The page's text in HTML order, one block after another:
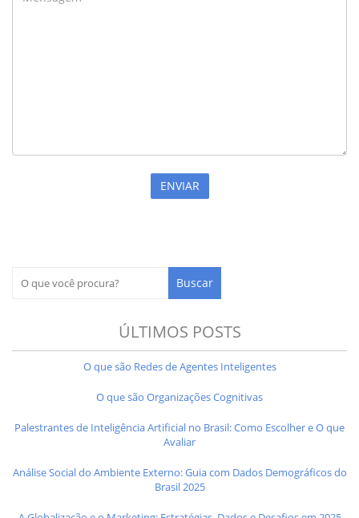
ÚLTIMOS POSTS
O que são Redes de Agentes Inteligentes
O que são Organizações Cognitivas
Palestrantes de Inteligência Artificial no Brasil: Como Escolher e O que
Avaliar
Análise Social do Ambiente Externo: Guia com Dados Demográficos do
Brasil 2025